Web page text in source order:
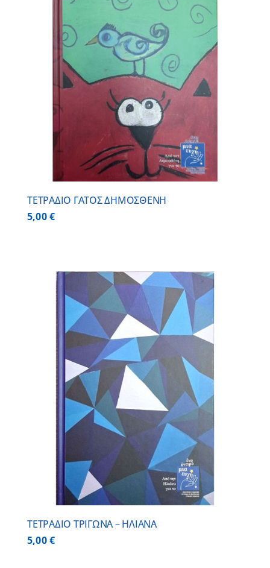
ΤΕΤΡΑΔΙΟ ΓΑΤΟΣ ΔΗΜΟΣΘΕΝΗ
5,00€
ΤΕΤΡΑΔΙΟ ΤΡΙΓΩΝΑ – ΗΛΙΑΝΑ
5,00€